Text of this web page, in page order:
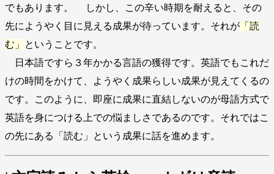
でもあります。 しかし、この辛い時期を耐えると、その
先にようやく目に見える成果が待っています。それが 「読
む」
ということです。
日本語ですら３年かかる言語の獲得です。英語でもこれだ
けの時間をかけて、ようやく成果らしい成果が見えてくるの
です。このように、即座に成果に直結しないのが母語方式で
英語を身につける上での悩ましさであるのです。それではこ
の先にある「読む」という成果に話を進めます。